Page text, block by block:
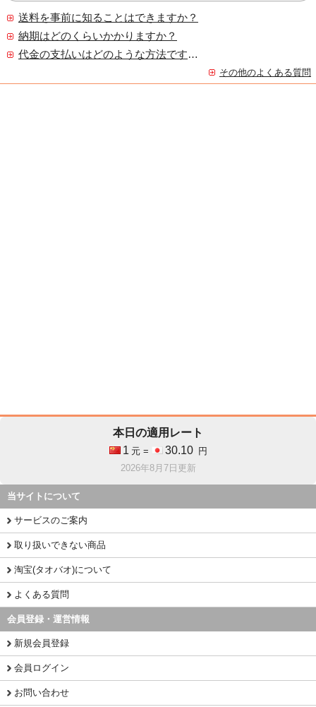
送料を事前に知ることはできますか？
納期はどのくらいかかりますか？
代金の支払いはどのような方法ですか？
その他のよくある質問
本日の適用レート
1 元 = 30.10
円
2026年8月7日更新
当サイトについて
サービスのご案内
取り扱いできない商品
淘宝(タオバオ)について
よくある質問
会員登録・運営情報
新規会員登録
会員ログイン
お問い合わせ